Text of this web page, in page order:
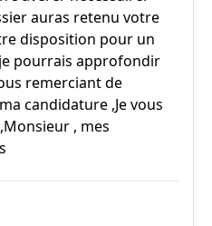
auras retenu votre
disposition pour un
pourrais approfondir
remerciant de
candidature ,Je vous
, mes